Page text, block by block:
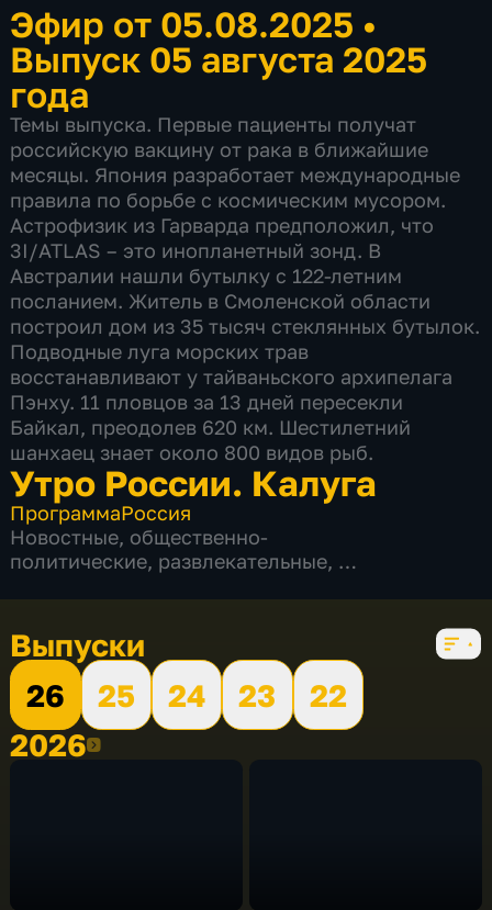
Эфир от 05.08.2025 •
Выпуск 05 августа 2025
года
Темы выпуска. Первые пациенты получат
российскую вакцину от рака в ближайшие
месяцы. Япония разработает международные
правила по борьбе с космическим мусором.
Астрофизик из Гарварда предположил, что
3I/ATLAS – это инопланетный зонд. В
Австралии нашли бутылку с 122-летним
посланием. Житель в Смоленской области
построил дом из 35 тысяч стеклянных бутылок.
Подводные луга морских трав
восстанавливают у тайваньского архипелага
Пэнху. 11 пловцов за 13 дней пересекли
Байкал, преодолев 620 км. Шестилетний
шанхаец знает около 800 видов рыб.
Утро России. Калуга
ПрограммаРоссия
Новостные, общественно-
политические, развлекательные,
Выпуски
26
25 24 23
22
20262026